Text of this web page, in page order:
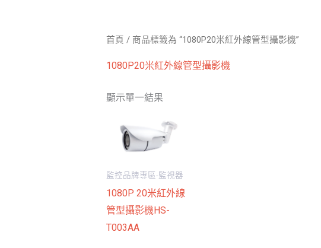
首頁 / 商品標籤為 “1080P20米紅外線管型攝影機”
1080P20米紅外線管型攝影機
顯示單一結果
監控品牌專區-監視器
1080P 20米紅外線
管型攝影機HS-
T003AA